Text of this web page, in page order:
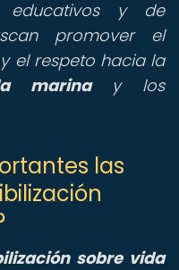
y de
promover el
el respeto hacia la
marinay los
las
sobre vida